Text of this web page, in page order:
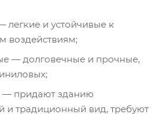
легкие и устойчивые к
воздействиям;
— долговечные и прочные,
— придают зданию
и традиционный вид, требуют